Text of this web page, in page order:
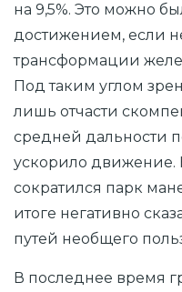
на 9,5%. Это можно
достижением, если
трансформации
Под таким углом
лишь отчасти
средней дальности
ускорило движение.
сократился парк
итоге негативно
путей необщего
В последнее время